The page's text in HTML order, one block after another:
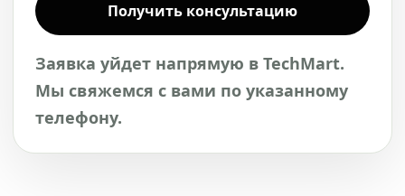
Получить консультацию
Заявка уйдет напрямую в TechMart.
Мы свяжемся с вами по указанному
телефону.